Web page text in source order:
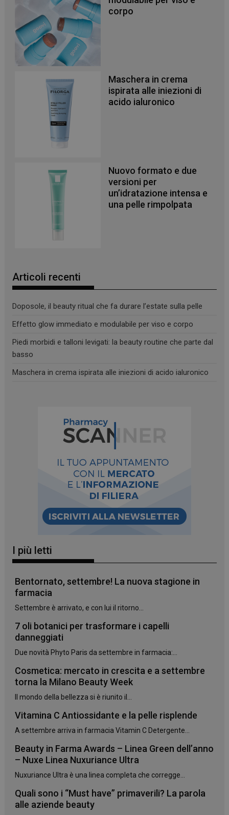
corpo
Maschera in crema
ispirata alle iniezioni di
acido ialuronico
Nuovo formato e due
versioni per
un’idratazione intensa e
una pelle rimpolpata
Articoli recenti
Doposole, il beauty ritual che fa durare l’estate sulla pelle
Effetto glow immediato e modulabile per viso e corpo
Piedi morbidi e talloni levigati: la beauty routine che parte dal
basso
Maschera in crema ispirata alle iniezioni di acido ialuronico
I più letti
Bentornato, settembre! La nuova stagione in
farmacia
Settembre è arrivato, e con lui il ritorno...
7 oli botanici per trasformare i capelli
danneggiati
Due novità Phyto Paris da settembre in farmacia:...
Cosmetica: mercato in crescita e a settembre
torna la Milano Beauty Week
Il mondo della bellezza si è riunito il...
Vitamina C Antiossidante e la pelle risplende
A settembre arriva in farmacia Vitamin C Detergente...
Beauty in Farma Awards – Linea Green dell’anno
– Nuxe Linea Nuxuriance Ultra
Nuxuriance Ultra è una linea completa che corregge...
Quali sono i “Must have” primaverili? La parola
alle aziende beauty
funzionare correttamente senza questi cookie.
NOME
PHPSESSID
_ga_YJ0035S3E9 .panoramacosmetico.it
CookieScriptConsent
CookieScript
www.panoramacosmetico.it
settimane